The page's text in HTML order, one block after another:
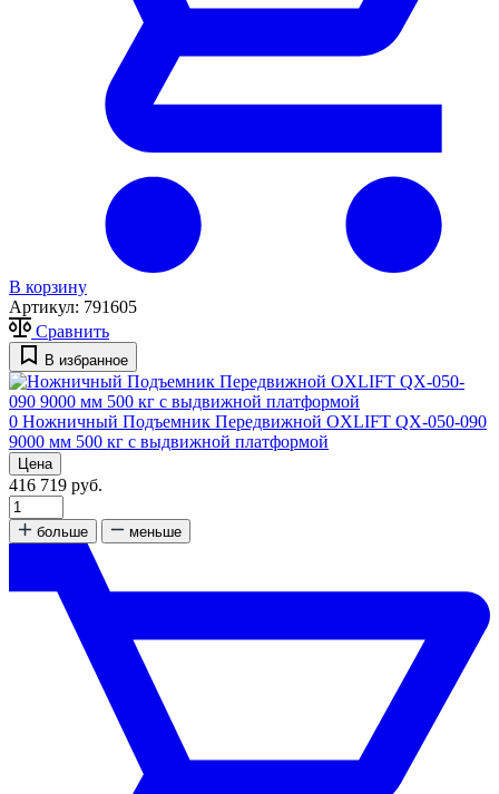
В корзину
Артикул: 791605
Сравнить
В избранное
0 Ножничный Подъемник Передвижной OXLIFT QX-050-090
9000 мм 500 кг с выдвижной платформой
Цена
416 719 руб.
больше меньше